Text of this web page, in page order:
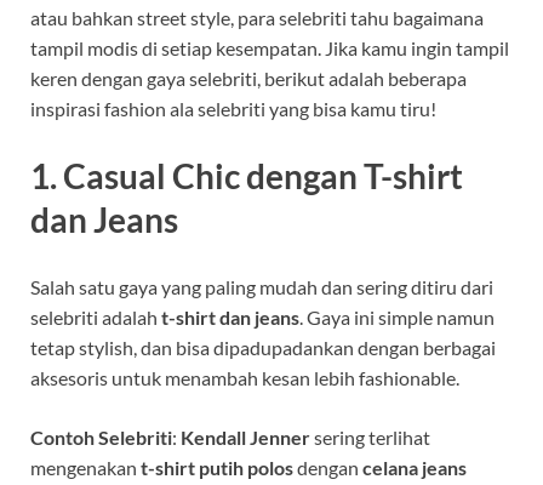
atau bahkan street style, para selebriti tahu bagaimana
tampil modis di setiap kesempatan. Jika kamu ingin tampil
keren dengan gaya selebriti, berikut adalah beberapa
inspirasi fashion ala selebriti yang bisa kamu tiru!
1.Casual Chic dengan T-shirt
dan Jeans
Salah satu gaya yang paling mudah dan sering ditiru dari
selebriti adalah t-shirt dan jeans. Gaya ini simple namun
tetap stylish, dan bisa dipadupadankan dengan berbagai
aksesoris untuk menambah kesan lebih fashionable.
Contoh Selebriti: Kendall Jennersering terlihat
mengenakan t-shirt putih polosdengan celana jeans